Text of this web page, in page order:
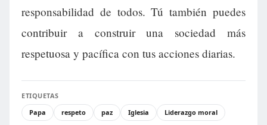
responsabilidad de todos. Tú también puedes
contribuir a construir una sociedad más
respetuosa y pacífica con tus acciones diarias.
ETIQUETAS
Papa
respeto paz Iglesia Liderazgo moral